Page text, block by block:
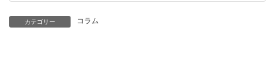
カテゴリー コラム